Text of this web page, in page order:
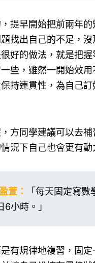
提早開始把前兩年
找出自己的不足，沒
好的做法，就是把
些，雖然一開始效
持連貫性，為自己
方同學建議可以去補
況下自己也會更有動
萱：
「每天固定寫
小時。」
有規律地複習，固